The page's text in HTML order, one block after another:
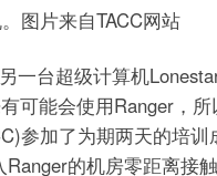
图片来自TACC网站
一台超级计算机
可能会使用Ranger，
参加了为期两天的培
的机房零距离接